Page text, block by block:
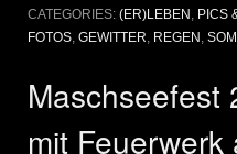
CATEGORIES: (ER)LEBEN PICS
FOTOS GEWITTER REGEN
Maschseefest
mit Feuerwerk